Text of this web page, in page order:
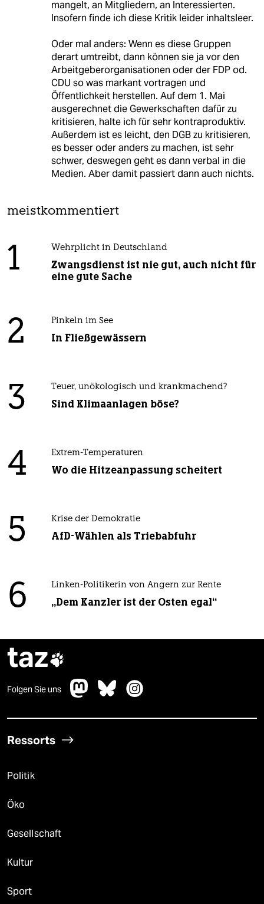
mangelt, an Mitgliedern, an Interessierten.
Insofern finde ich diese Kritik leider inhaltsleer.
Oder mal anders: Wenn es diese Gruppen
derart umtreibt, dann können sie ja vor den
Arbeitgeberorganisationen oder der FDP od.
CDU so was markant vortragen und
Öffentlichkeit herstellen. Auf dem 1. Mai
ausgerechnet die Gewerkschaften dafür zu
kritisieren, halte ich für sehr kontraproduktiv.
Außerdem ist es leicht, den DGB zu kritisieren,
es besser oder anders zu machen, ist sehr
schwer, deswegen geht es dann verbal in die
Medien. Aber damit passiert dann auch nichts.
meistkommentiert
1 Wehrplicht in Deutschland
Zwangsdienst ist nie gut, auch nicht für
eine gute Sache
2 Pinkeln im See
In Fließgewässern
3 Teuer, unökologisch und krankmachend?
Sind Klimaanlagen böse?
4 Extrem-Temperaturen
Wo die Hitzeanpassung scheitert
5 Krise der Demokratie
AfD-Wählen als Triebabfuhr
6 Linken-Politikerin von Angern zur Rente
„Dem Kanzler ist der Osten egal“
taz
Folgen Sie uns
Ressorts
Politik
Öko
Gesellschaft
Kultur
Sport